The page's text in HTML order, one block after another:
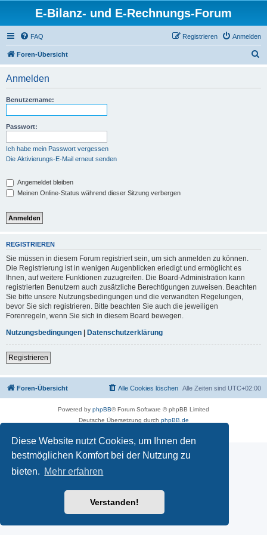
Diese Website nutzt Cookies, um Ihnen den
bestmöglichen Komfort bei der Nutzung zu
bieten. Mehr erfahren
Verstanden!
E-Bilanz- und E-Rechnungs-Forum
FAQ Anmelden
Registrieren
Foren-Übersicht
Anmelden
Benutzername:
Passwort:
Ich habe mein Passwort vergessen
Die Aktivierungs-E-Mail erneut senden
Angemeldet bleiben
Meinen Online-Status während dieser Sitzung verbergen
REGISTRIEREN
Sie müssen in diesem Forum registriert sein, um sich anmelden zu können.
Die Registrierung ist in wenigen Augenblicken erledigt und ermöglicht es
Ihnen, auf weitere Funktionen zuzugreifen. Die Board-Administration kann
registrierten Benutzern auch zusätzliche Berechtigungen zuweisen. Beachten
Sie bitte unsere Nutzungsbedingungen und die verwandten Regelungen,
bevor Sie sich registrieren. Bitte beachten Sie auch die jeweiligen
Forenregeln, wenn Sie sich in diesem Board bewegen.
Nutzungsbedingungen | Datenschutzerklärung
Registrieren
Foren-Übersicht Alle Zeiten sind UTC+02:00
Alle Cookies löschen
Powered by phpBB® Forum Software © phpBB Limited
Deutsche Übersetzung durch phpBB.de